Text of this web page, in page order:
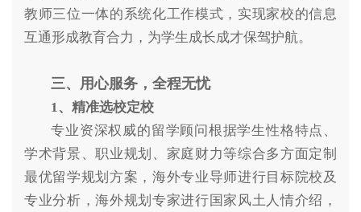
教师三位一体的系统化工作模式，实现家校的信息
互通形成教育合力，为学生成长成才保驾护航。
三、 用心服务，全程无忧
1、精准选校定校
专业资深权威的留学顾问根据学生性格特点、
学术背景、职业规划、家庭财力等综合多方面定制
最优留学规划方案，海外专业导师进行目标院校及
专业分析，海外规划专家进行国家风土人情介绍，